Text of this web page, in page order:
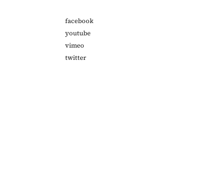
facebook
youtube
vimeo
twitter